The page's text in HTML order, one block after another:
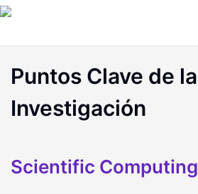
Puntos Clave de la
Investigación
Scientific Computing